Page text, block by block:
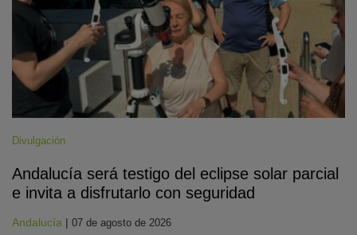
Divulgación
Andalucía será testigo del eclipse solar parcial
e invita a disfrutarlo con seguridad
Andalucía | 07 de agosto de 2026